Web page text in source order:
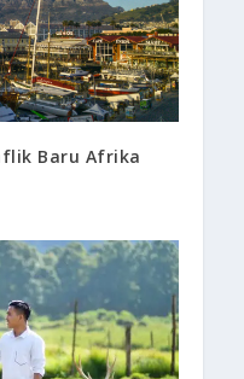
Baru Afrika